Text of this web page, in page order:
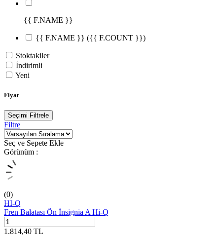
{{ F.NAME }}
{{ F.NAME }} ({{ F.COUNT }})
Stoktakiler
İndirimli
Yeni
Fiyat
Seçimi Filtrele
Filtre
Seç ve Sepete Ekle
Görünüm :
(0)
HI-Q
Fren Balatası Ön İnsignia A Hi-Q
1.814,40 TL